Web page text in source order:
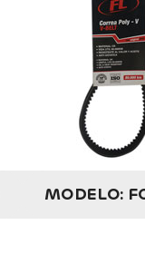
MODELO: